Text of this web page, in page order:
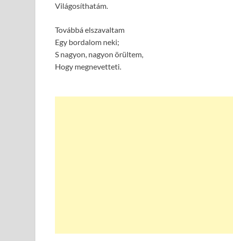
Világosíthatám.
Továbbá elszavaltam
Egy bordalom neki;
S nagyon, nagyon örültem,
Hogy megnevetteti.